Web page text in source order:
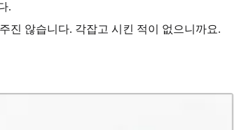
.
진 않습니다. 각잡고 시킨 적이 없으니까요.